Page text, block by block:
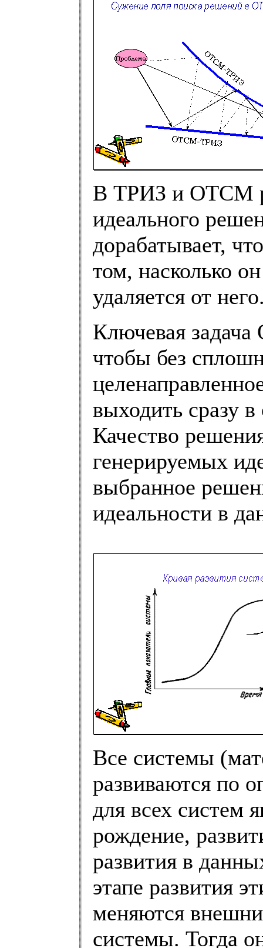
В ТРИЗ и ОТСМ
идеального
дорабатывает,
том, насколько
удаляется от
Ключевая
чтобы без
выходить сразу
Качество
генерируемых
выбранное
идеальности в
Все системы
развиваются по
для всех систем
рождение,
развития в
этапе развития
меняются
системы. Тогда